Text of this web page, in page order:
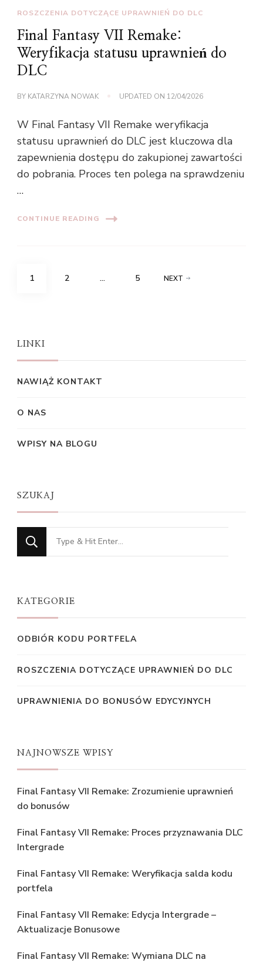
ROSZCZENIA DOTYCZĄCE UPRAWNIEŃ DO DLC
Final Fantasy VII Remake:
Weryfikacja statusu uprawnień do
DLC
BY KATARZYNA NOWAK UPDATED ON 12/04/2026
W Final Fantasy VII Remake weryfikacja
statusu uprawnień do DLC jest kluczowa dla
zapewnienia dostępu do zakupionej zawartości
do pobrania. Proces ten polega na sprawdzeniu
…
CONTINUE READING
Posts
PAGE
1 PAGE
2 … PAGE
5 NEXT
LINKI
NAWIĄŻ KONTAKT
O NAS
WPISY NA BLOGU
SZUKAJ
Looking
for
KATEGORIE
ODBIÓR KODU PORTFELA
ROSZCZENIA DOTYCZĄCE UPRAWNIEŃ DO DLC
UPRAWNIENIA DO BONUSÓW EDYCYJNYCH
NAJNOWSZE WPISY
Final Fantasy VII Remake: Zrozumienie uprawnień
do bonusów
Final Fantasy VII Remake: Proces przyznawania DLC
Intergrade
Final Fantasy VII Remake: Weryfikacja salda kodu
portfela
Final Fantasy VII Remake: Edycja Intergrade –
Aktualizacje Bonusowe
Final Fantasy VII Remake: Wymiana DLC na